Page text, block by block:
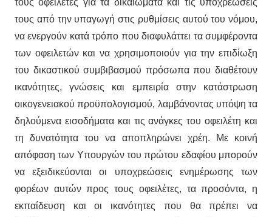
τους οφειλέτες για τα δικαιώματα και τις υποχρεώσεις
τους από την υπαγωγή στις ρυθμίσεις αυτού του νόμου,
να ενεργούν κατά τρόπο που διαφυλάττει τα συμφέροντα
των οφειλετών και να χρησιμοποιούν για την επιδίωξη
του δικαστικού συμβιβασμού πρόσωπα που διαθέτουν
ικανότητες, γνώσεις και εμπειρία στην κατάστρωση
οικογενειακού προϋπολογισμού, λαμβάνοντας υπόψη τα
δηλούμενα εισοδήματα και τις ανάγκες του οφειλέτη και
τη δυνατότητα του να αποπληρώνει χρέη. Με κοινή
απόφαση των Υπουργών του πρώτου εδαφίου μπορούν
να εξειδικεύονται οι υποχρεώσεις ενημέρωσης των
φορέων αυτών προς τους οφειλέτες, τα προσόντα, η
εκπαίδευση και οι ικανότητες που θα πρέπει να